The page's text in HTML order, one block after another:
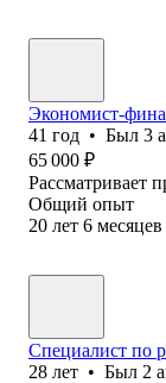
Экономист-
41 год • Был 3
65 000 ₽
Рассматривает
Общий опыт
20 лет 6 месяцев
Специалист по
28 лет • Был 2